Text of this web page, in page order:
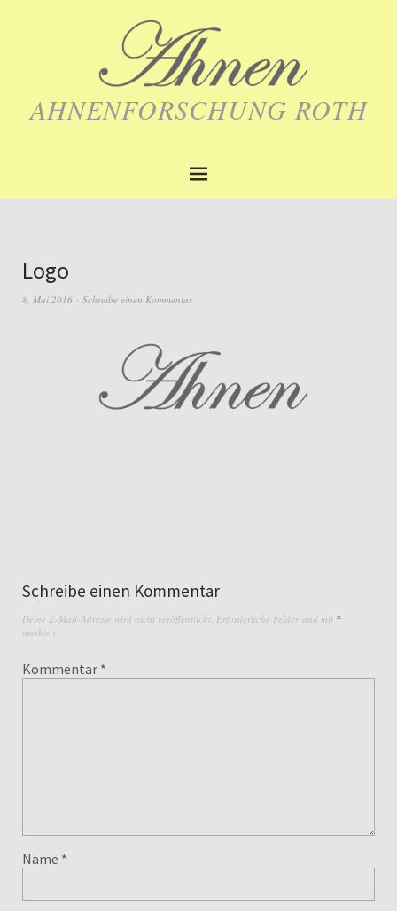
AHNENFORSCHUNG ROTH
Logo
8. Mai 2016 Schreibe einen Kommentar
Schreibe einen Kommentar
Deine E-Mail-Adresse wird nicht veröffentlicht. Erforderliche Felder sind mit *
markiert
Kommentar *
Name *